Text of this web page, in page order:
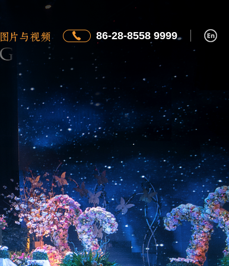
图片与视频 86-28-8558 9999